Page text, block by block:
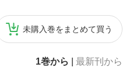
未購入巻をまとめて買う
1巻から 最新刊から